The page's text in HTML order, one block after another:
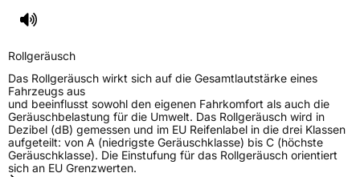
Rollgeräusch
Das Rollgeräusch wirkt sich auf die Gesamtlautstärke eines
Fahrzeugs aus
und beeinflusst sowohl den eigenen Fahrkomfort als auch die
Geräuschbelastung für die Umwelt. Das Rollgeräusch wird in
Dezibel (dB) gemessen und im EU Reifenlabel in die drei Klassen
aufgeteilt: von A (niedrigste Geräuschklasse) bis C (höchste
Geräuschklasse). Die Einstufung für das Rollgeräusch orientiert
sich an EU Grenzwerten.